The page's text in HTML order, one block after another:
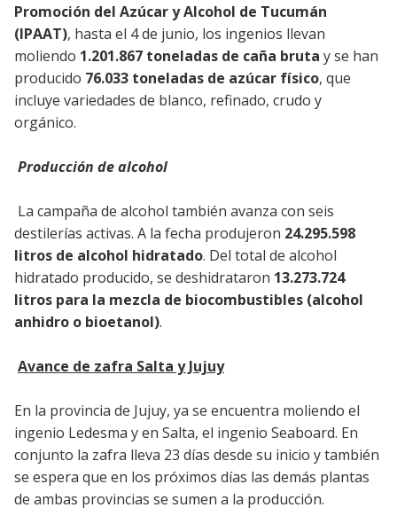
Promoción del Azúcar y Alcohol de Tucumán
(IPAAT), hasta el 4 de junio, los ingenios llevan
moliendo 1.201.867 toneladas de caña bruta y se han
producido 76.033 toneladas de azúcar físico, que
incluye variedades de blanco, refinado, crudo y
orgánico.
Producción de alcohol
La campaña de alcohol también avanza con seis
destilerías activas. A la fecha produjeron 24.295.598
litros de alcohol hidratado. Del total de alcohol
hidratado producido, se deshidrataron 13.273.724
litros para la mezcla de biocombustibles (alcohol
anhidro o bioetanol).
Avance de zafra Salta y Jujuy
En la provincia de Jujuy, ya se encuentra moliendo el
ingenio Ledesma y en Salta, el ingenio Seaboard. En
conjunto la zafra lleva 23 días desde su inicio y también
se espera que en los próximos días las demás plantas
de ambas provincias se sumen a la producción.